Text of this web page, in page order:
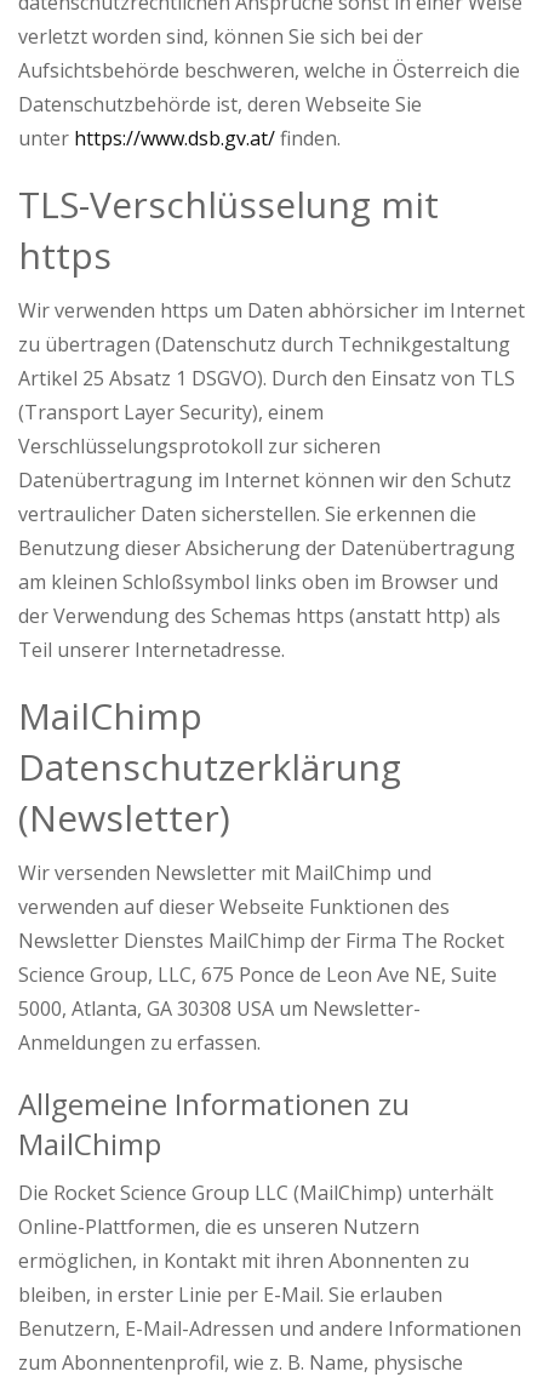
verletzt worden sind, können Sie sich bei der
Aufsichtsbehörde beschweren, welche in Österreich die
Datenschutzbehörde ist, deren Webseite Sie
unter https://www.dsb.gv.at/finden.
TLS-Verschlüsselung mit
https
Wir verwenden https um Daten abhörsicher im Internet
zu übertragen (Datenschutz durch Technikgestaltung
Artikel 25 Absatz 1 DSGVO). Durch den Einsatz von TLS
(Transport Layer Security), einem
Verschlüsselungsprotokoll zur sicheren
Datenübertragung im Internet können wir den Schutz
vertraulicher Daten sicherstellen. Sie erkennen die
Benutzung dieser Absicherung der Datenübertragung
am kleinen Schloßsymbol links oben im Browser und
der Verwendung des Schemas https (anstatt http) als
Teil unserer Internetadresse.
MailChimp
Datenschutzerklärung
(Newsletter)
Wir versenden Newsletter mit MailChimp und
verwenden auf dieser Webseite Funktionen des
Newsletter Dienstes MailChimp der Firma The Rocket
Science Group, LLC, 675 Ponce de Leon Ave NE, Suite
5000, Atlanta, GA 30308 USA um Newsletter-
Anmeldungen zu erfassen.
Allgemeine Informationen zu
MailChimp
Die Rocket Science Group LLC (MailChimp) unterhält
Online-Plattformen, die es unseren Nutzern
ermöglichen, in Kontakt mit ihren Abonnenten zu
bleiben, in erster Linie per E-Mail. Sie erlauben
Benutzern, E-Mail-Adressen und andere Informationen
zum Abonnentenprofil, wie z. B. Name, physische